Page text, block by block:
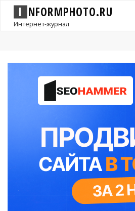
I NFORMPHOTO.RU
Интернет-журнал